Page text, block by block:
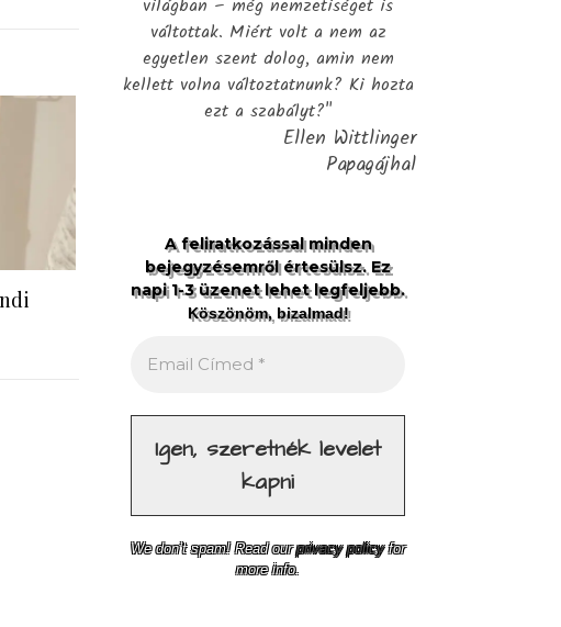
világban – még nemzetiséget is
váltottak. Miért volt a nem az
egyetlen szent dolog, amin nem
kellett volna változtatnunk? Ki hozta
ezt a szabályt?"
Ellen Wittlinger
Papagájhal
A feliratkozással minden
bejegyzésemről értesülsz. Ez
napi 1-3 üzenet lehet legfeljebb.
Köszönöm, bizalmad!
We don’t spam! Read ourprivacy policyfor
more info.